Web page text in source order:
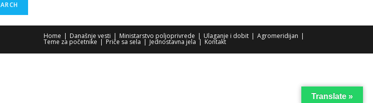
Home Današnje vesti Ministarstvo poljoprivrede Ulaganje i dobit Agromeridijan
Teme za početnike Priče sa sela Jednostavna jela Kontakt
Translate »